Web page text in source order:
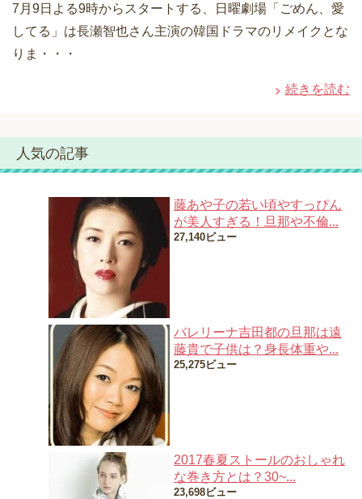
7月9日よる9時からスタートする、日曜劇場「ごめん、愛
してる」は長瀬智也さん主演の韓国ドラマのリメイクとな
りま・・・
続きを読む
人気の記事
藤あや子の若い頃やすっぴん
が美人すぎる！旦那や不倫...
27,140ビュー
バレリーナ吉田都の旦那は遠
藤貴で子供は？身長体重や...
25,275ビュー
2017春夏ストールのおしゃれ
な巻き方とは？30~...
23,698ビュー